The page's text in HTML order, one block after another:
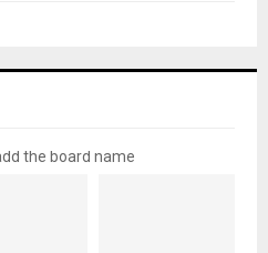
the board name